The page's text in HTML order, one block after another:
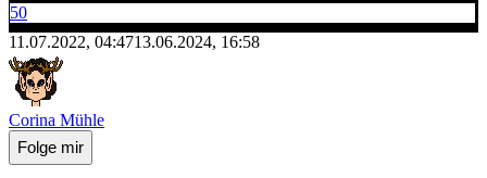
50
11.07.2022, 04:4713.06.2024, 16:58
Corina Mühle
Folge mir